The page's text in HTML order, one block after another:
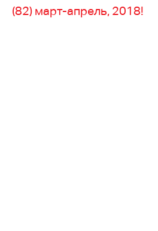
(82) март-апрель, 2018!